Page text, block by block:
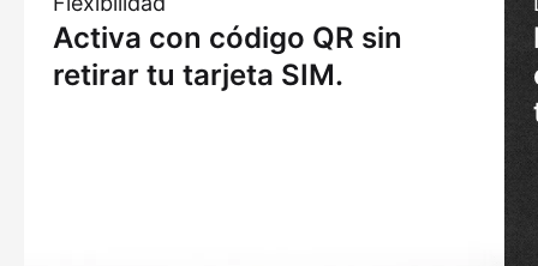
Activa con código QR sin
retirar tu tarjeta SIM.